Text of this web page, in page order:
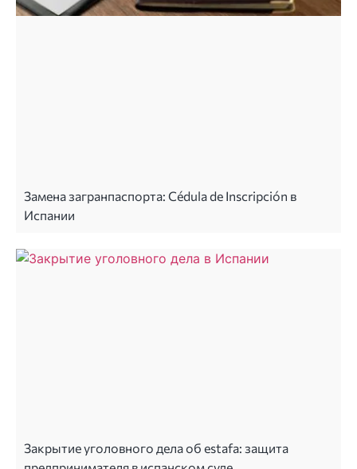
Замена загранпаспорта: Cédula de Inscripción в
Испании
Закрытие уголовного дела об estafa: защита